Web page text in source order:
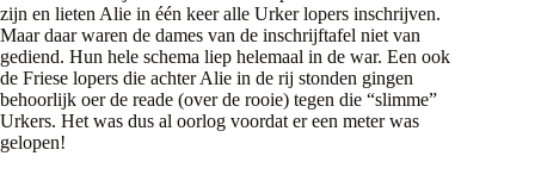
zijn en lieten Alie in één keer alle Urker lopers inschrijven.
Maar daar waren de dames van de inschrijftafel niet van
gediend. Hun hele schema liep helemaal in de war. Een ook
de Friese lopers die achter Alie in de rij stonden gingen
behoorlijk oer de reade (over de rooie) tegen die “slimme”
Urkers. Het was dus al oorlog voordat er een meter was
gelopen!